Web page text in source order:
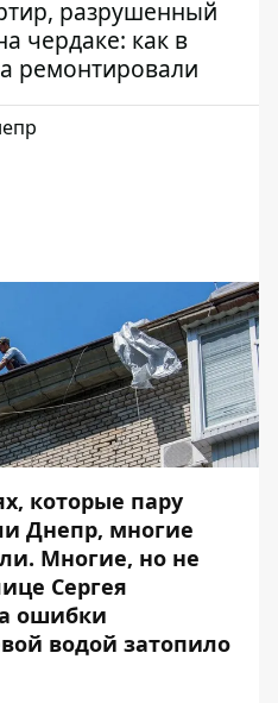
разрушенный
чердаке: как в
ремонтировали
которые пару
Днепр, многие
Многие, но не
Сергея
ошибки
водой затопило